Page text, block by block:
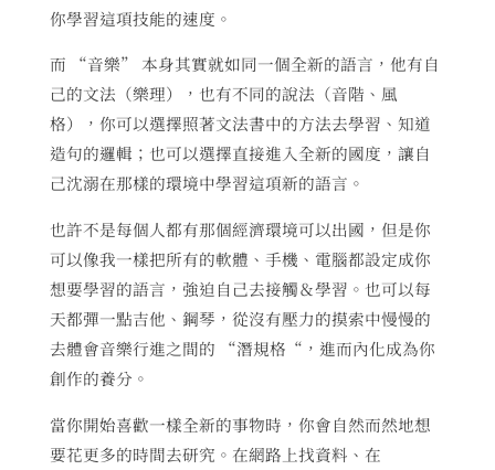
你學習這項技能的速度。
而 “音樂” 本身其實就如同一個全新的語言，他有自
己的文法（樂理），也有不同的說法（音階、風
格），你可以選擇照著文法書中的方法去學習、知道
造句的邏輯；也可以選擇直接進入全新的國度，讓自
己沈溺在那樣的環境中學習這項新的語言。
也許不是每個人都有那個經濟環境可以出國，但是你
可以像我一樣把所有的軟體、手機、電腦都設定成你
想要學習的語言，強迫自己去接觸＆學習。也可以每
天都彈一點吉他、鋼琴，從沒有壓力的摸索中慢慢的
去體會音樂行進之間的 “潛規格“，進而內化成為你
創作的養分。
當你開始喜歡一樣全新的事物時，你會自然而然地想
要花更多的時間去研究。在網路上找資料、在